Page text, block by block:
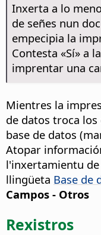
Inxerta a lo
de señes nun
empecipia la
Contesta «Sí» a
imprentar una
Mientres la
de datos troca
base de datos
Atopar
l'inxertamientu de
llingüeta Base de
Campos - Otros
Rexistros